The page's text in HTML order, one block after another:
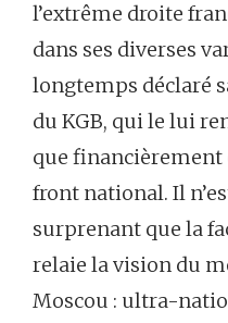
l’extrême droite
dans ses diverses
longtemps déclaré
du KGB, qui le lui
que financièrement
front national. Il
surprenant que la
relaie la vision du
Moscou : ultra-